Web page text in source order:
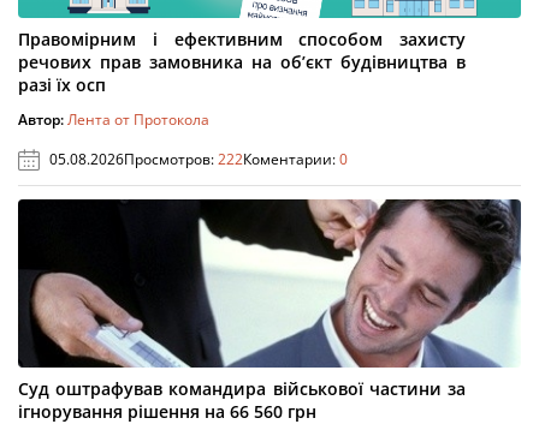
Правомірним і ефективним способом захисту
речових прав замовника на об’єкт будівництва в
разі їх осп
Автор:Лента от Протокола
05.08.2026Просмотров:222Коментарии:0
Суд оштрафував командира військової частини за
ігнорування рішення на 66 560 грн